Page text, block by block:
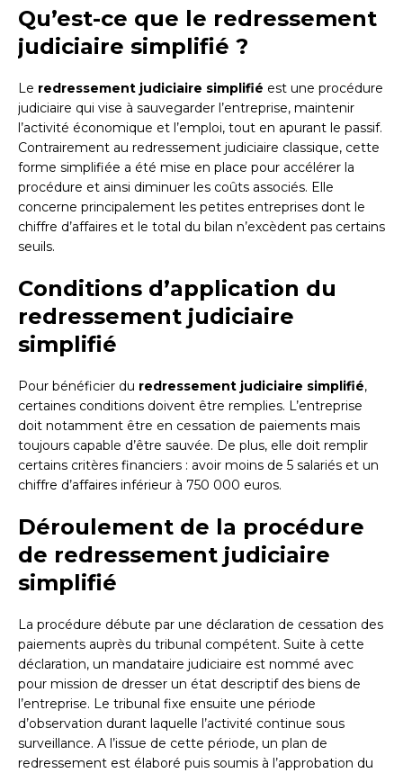
Qu’est-ce que le redressement
judiciaire simplifié ?
Le redressement judiciaire simplifié est une procédure
judiciaire qui vise à sauvegarder l’entreprise, maintenir
l’activité économique et l’emploi, tout en apurant le passif.
Contrairement au redressement judiciaire classique, cette
forme simplifiée a été mise en place pour accélérer la
procédure et ainsi diminuer les coûts associés. Elle
concerne principalement les petites entreprises dont le
chiffre d’affaires et le total du bilan n’excèdent pas certains
seuils.
Conditions d’application du
redressement judiciaire
simplifié
Pour bénéficier du redressement judiciaire simplifié,
certaines conditions doivent être remplies. L’entreprise
doit notamment être en cessation de paiements mais
toujours capable d’être sauvée. De plus, elle doit remplir
certains critères financiers : avoir moins de 5 salariés et un
chiffre d’affaires inférieur à 750 000 euros.
Déroulement de la procédure
de redressement judiciaire
simplifié
La procédure débute par une déclaration de cessation des
paiements auprès du tribunal compétent. Suite à cette
déclaration, un mandataire judiciaire est nommé avec
pour mission de dresser un état descriptif des biens de
l’entreprise. Le tribunal fixe ensuite une période
d’observation durant laquelle l’activité continue sous
surveillance. A l’issue de cette période, un plan de
redressement est élaboré puis soumis à l’approbation du